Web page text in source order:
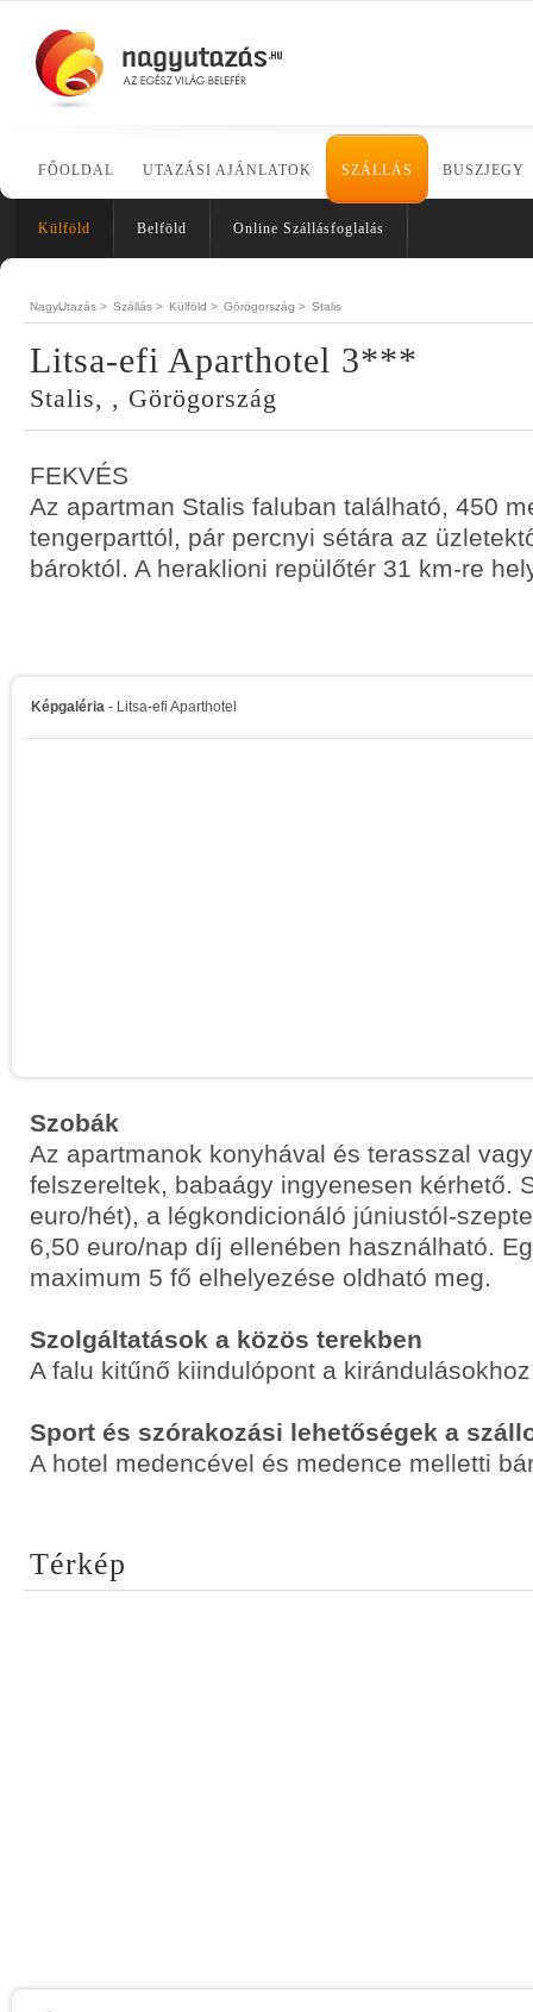
FŐOLDAL UTAZÁSI AJÁNLATOK SZÁLLÁS BUSZJEGY
Külföld Belföld Online Szállásfoglalás
NagyUtazás > Szállás > Külföld > Görögország > Stalis
Litsa-efi Aparthotel 3***
Stalis, , Görögország
FEKVÉS
Az apartman Stalis faluban található, 450
tengerparttól, pár percnyi sétára az
bároktól. A heraklioni repülőtér 31 km-re
Képgaléria - Litsa-efi Aparthotel
Szobák
Az apartmanok konyhával és terasszal
felszereltek, babaágy ingyenesen kérhető.
euro/hét), a légkondicionáló júniustól-
6,50 euro/nap díj ellenében használható.
maximum 5 fő elhelyezése oldható meg.
Szolgáltatások a közös terekben
A falu kitűnő kiindulópont a
Sport és szórakozási lehetőségek a
A hotel medencével és medence melletti
Térkép